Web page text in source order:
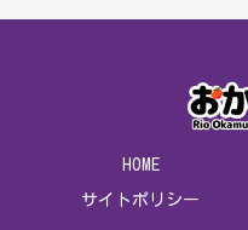
HOME
サイトポリシー